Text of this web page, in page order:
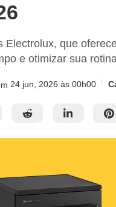
Electrolux, que
e otimizar sua
24 jun, 2026 às 00h00